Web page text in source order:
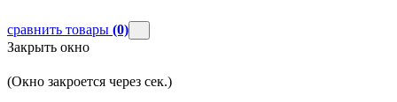
сравнить товары (0)
Закрыть окно
(Окно закроется через сек.)